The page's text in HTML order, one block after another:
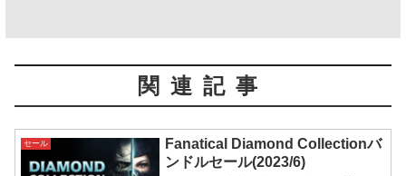
関連記事
セール
Fanatical Diamond Collectionバ
ンドルセール(2023/6)